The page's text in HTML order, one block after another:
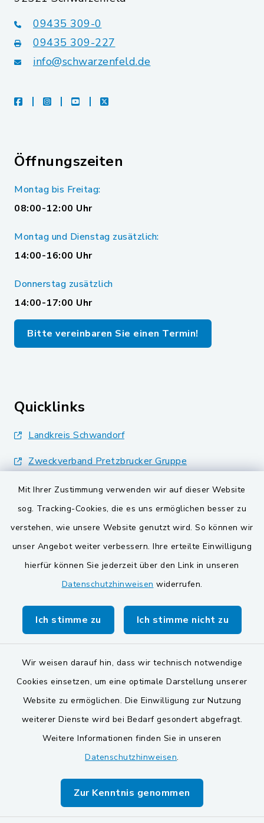
Mit Ihrer Zustimmung verwenden wir auf dieser Website
sog. Tracking-Cookies, die es uns ermöglichen besser zu
verstehen, wie unsere Website genutzt wird. So können wir
unser Angebot weiter verbessern. Ihre erteilte Einwilligung
hierfür können Sie jederzeit über den Link in unseren
Datenschutzhinweisen widerrufen.
Ich stimme zu Ich stimme nicht zu
Wir weisen darauf hin, dass wir technisch notwendige
Cookies einsetzen, um eine optimale Darstellung unserer
Website zu ermöglichen. Die Einwilligung zur Nutzung
weiterer Dienste wird bei Bedarf gesondert abgefragt.
Weitere Informationen finden Sie in unseren
Datenschutzhinweisen.
Zur Kenntnis genommen
09435 309-0
09435 309-227
info@schwarzenfeld.de
facebookinstagramyoutubeX
Öffnungszeiten
Montag bis Freitag:
08:00-12:00 Uhr
Montag und Dienstag zusätzlich:
14:00-16:00 Uhr
Donnerstag zusätzlich
14:00-17:00 Uhr
Bitte vereinbaren Sie einen Termin!
Quicklinks
Landkreis Schwandorf
Zweckverband Pretzbrucker Gruppe
BayernPortal
Gemeinden der
Verwaltungsgemeinschaft
Gemeinde Schwarzach bei Nabburg
Markt Schwarzenfeld
Gemeinde Stulln
Barrierefreiheit